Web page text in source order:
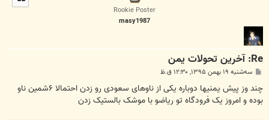
Rookie Poster
masy1987
Re: آخرین تحولات یمن
پ
ت
سه‌شنبه ۱۹ بهمن ۱۳۹۵, ۱۲:۳۰ ق.ظ
چند وز پیش یمنیها دوباره یکی از ناوهای سعودی رو زدن احتمالا ۶شمین ناو
بوده و امروز یک فرودگاه تو ریاضو با موشک بالستیک زدن